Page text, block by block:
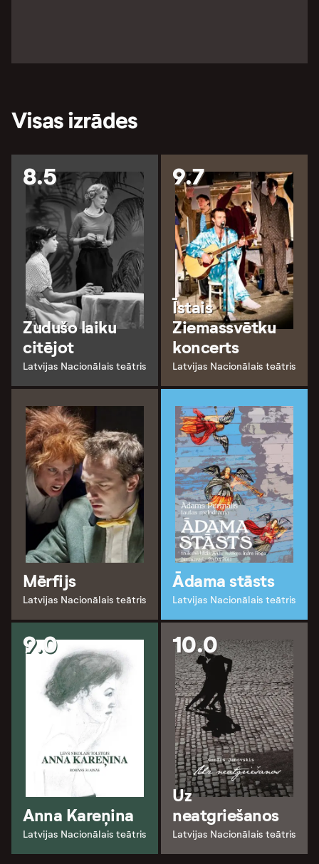
Visas izrādes
8.5
Zudušo laiku
citējot
Latvijas Nacionālais teātris
9.7
Īstais
Ziemassvētku
koncerts
Latvijas Nacionālais teātris
Mērfijs
Latvijas Nacionālais teātris
Ādama stāsts
Latvijas Nacionālais teātris
9.0
Anna Kareņina
Latvijas Nacionālais teātris
10.0
Uz
neatgriešanos
Latvijas Nacionālais teātris